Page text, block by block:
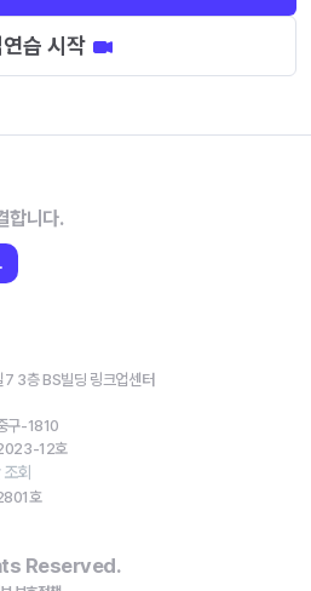
습 시작
합니다.
7 3층 BS빌딩 링크업센터
구-1810
12호
회
호
Reserved.